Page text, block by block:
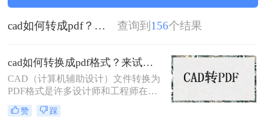
cad如何转成pdf？值得一试的技巧 查询到 156个结果
cad如何转换成pdf格式？来试试这三种方法吧！
CAD（计算机辅助设计）文件转换为
PDF格式是许多设计师和工程师在日
常工作中经常遇到的需求。PDF格式
因其跨平台兼容性和不可编辑性，成
赞 踩